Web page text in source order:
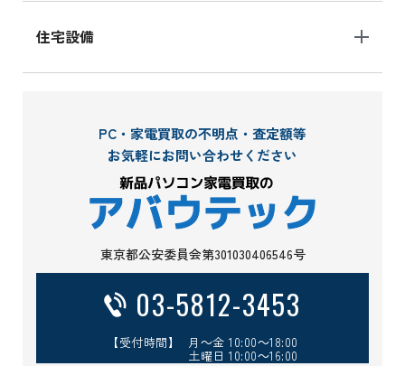
住宅設備
PC・家電買取の不明点・査定額等
お気軽にお問い合わせください
東京都公安委員会第301030406546号
03-5812-3453
【受付時間】 月～金 10:00～18:00
土曜日 10:00～16:00